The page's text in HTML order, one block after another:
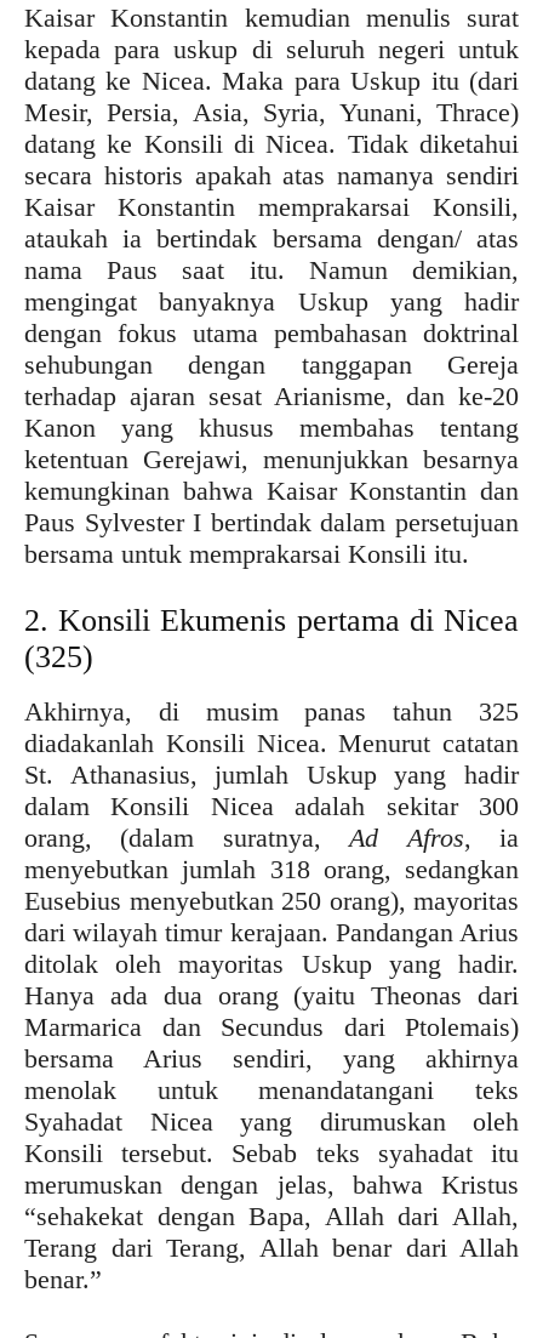
Kaisar Konstantin kemudian menulis surat
kepada para uskup di seluruh negeri untuk
datang ke Nicea. Maka para Uskup itu (dari
Mesir, Persia, Asia, Syria, Yunani, Thrace)
datang ke Konsili di Nicea. Tidak diketahui
secara historis apakah atas namanya sendiri
Kaisar Konstantin memprakarsai Konsili,
ataukah ia bertindak bersama dengan/ atas
nama Paus saat itu. Namun demikian,
mengingat banyaknya Uskup yang hadir
dengan fokus utama pembahasan doktrinal
sehubungan dengan tanggapan Gereja
terhadap ajaran sesat Arianisme, dan ke-20
Kanon yang khusus membahas tentang
ketentuan Gerejawi, menunjukkan besarnya
kemungkinan bahwa Kaisar Konstantin dan
Paus Sylvester I bertindak dalam persetujuan
bersama untuk memprakarsai Konsili itu.
2. Konsili Ekumenis pertama di Nicea
(325)
Akhirnya, di musim panas tahun 325
diadakanlah Konsili Nicea. Menurut catatan
St. Athanasius, jumlah Uskup yang hadir
dalam Konsili Nicea adalah sekitar 300
orang, (dalam suratnya,Ad Afros, ia
menyebutkan jumlah 318 orang, sedangkan
Eusebius menyebutkan 250 orang), mayoritas
dari wilayah timur kerajaan. Pandangan Arius
ditolak oleh mayoritas Uskup yang hadir.
Hanya ada dua orang (yaitu Theonas dari
Marmarica dan Secundus dari Ptolemais)
bersama Arius sendiri, yang akhirnya
menolak untuk menandatangani teks
Syahadat Nicea yang dirumuskan oleh
Konsili tersebut. Sebab teks syahadat itu
merumuskan dengan jelas, bahwa Kristus
“sehakekat dengan Bapa, Allah dari Allah,
Terang dari Terang, Allah benar dari Allah
benar.”